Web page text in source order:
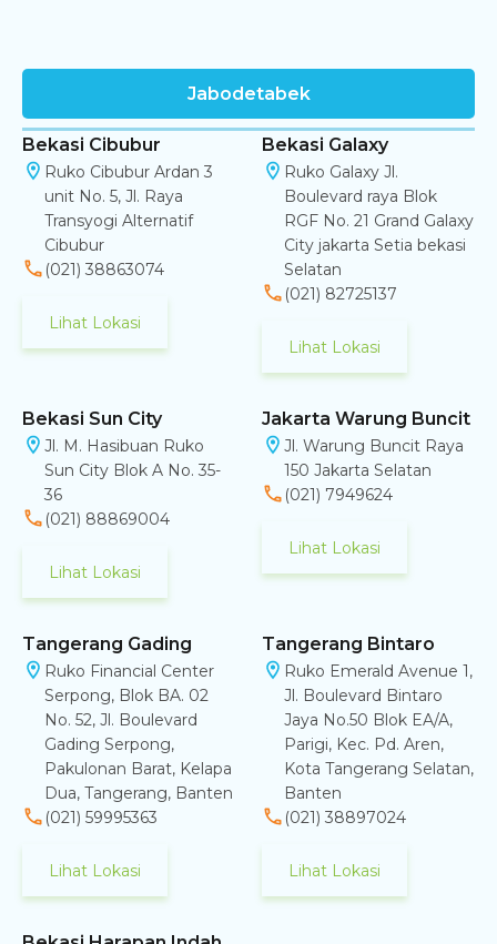
Jabodetabek
Bekasi Cibubur
Ruko Cibubur Ardan 3
unit No. 5, Jl. Raya
Transyogi Alternatif
Cibubur
(021) 38863074
Lihat Lokasi
Bekasi Galaxy
Ruko Galaxy Jl.
Boulevard raya Blok
RGF No. 21 Grand Galaxy
City jakarta Setia bekasi
Selatan
(021) 82725137
Lihat Lokasi
Bekasi Sun City
Jl. M. Hasibuan Ruko
Sun City Blok A No. 35-
36
(021) 88869004
Lihat Lokasi
Jakarta Warung Buncit
Jl. Warung Buncit Raya
150 Jakarta Selatan
(021) 7949624
Lihat Lokasi
Tangerang Gading
Ruko Financial Center
Serpong, Blok BA. 02
No. 52, Jl. Boulevard
Gading Serpong,
Pakulonan Barat, Kelapa
Dua, Tangerang, Banten
(021) 59995363
Lihat Lokasi
Tangerang Bintaro
Ruko Emerald Avenue 1,
Jl. Boulevard Bintaro
Jaya No.50 Blok EA/A,
Parigi, Kec. Pd. Aren,
Kota Tangerang Selatan,
Banten
(021) 38897024
Lihat Lokasi